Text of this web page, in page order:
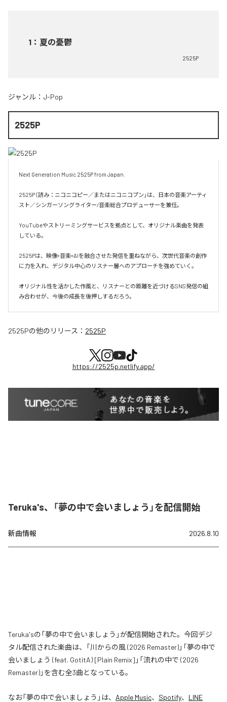
1 ： 夏の憂鬱
2525P
ジャンル： J-Pop
2525P
Next Generation Music 2525P from Japan.
2525P（読み：ニコニコピー／またはニコニコプン」は、日本の音楽アーティ
スト／シンガーソングライター/音楽総合プロデューサーを兼任。
YouTubeやストリーミングサービスを拠点として、オリジナル楽曲を発表
している。
2525Pは、映像×音楽×AIを融合させた発信を重ねながら、次世代音楽の創作
に力を入れ、デジタル中心のリスナー層へのアプローチを強めていく。
オリジナル性を活かした作風と、リスナーとの距離を近づけるSNS発信の組
み合わせが、今後の成長を後押しするだろう。
2525Pの他のリリース： 2525P
https://2525p.netlify.app/
Teruka's、「夢の中で会いましょう」を配信開始
新曲情報 2026.8.10
Teruka'sの「夢の中で会いましょう」が配信開始された。今回デジ
タル配信された楽曲は、「川からの風 (2026 Remaster)」「夢の中で
会いましょう (feat. GotitA) [Plain Remix]」「流れの中で (2026
Remaster)」を含む全3曲となっている。
なお「夢の中で会いましょう 」は、 Apple Music、 Spotify、 LINE